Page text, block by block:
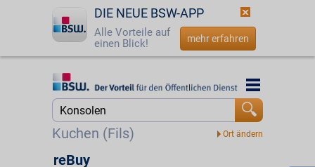
DIE NEUE BSW-APP
Alle Vorteile auf
einen Blick!
mehr erfahren
Startseite
Kuchen (Fils)
Startseite
reBuy